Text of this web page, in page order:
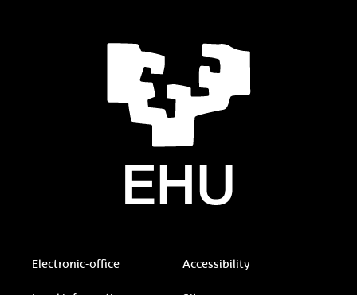
Electronic-office Accessibility